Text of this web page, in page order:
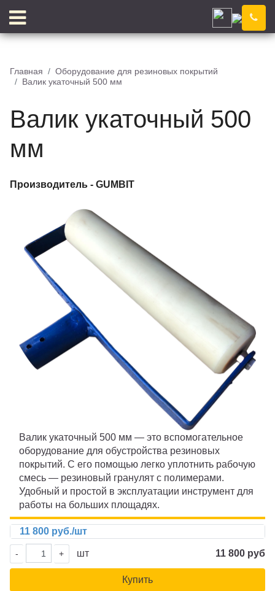
Ижевск
Блог
Отзывы Цветовой конструктор
ПИГМЕНТ ИСКУССТВЕННАЯ ТРАВА
ПРОМПОЛЫ ТЕХНИКА
Главная
Оборудование для резиновых покрытий
Валик укаточный 500 мм
Валик укаточный 500
мм
Производитель - GUMBIT
Валик укаточный 500 мм — это вспомогательное
оборудование для обустройства резиновых
покрытий. С его помощью легко уплотнить рабочую
смесь — резиновый гранулят с полимерами.
Удобный и простой в эксплуатации инструмент для
работы на больших площадях.
11 800 руб./шт
- + шт 11 800 руб
Купить